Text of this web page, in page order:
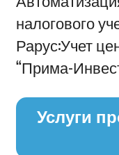
налогового
Рарус:Учет
“Прима-
Услуги